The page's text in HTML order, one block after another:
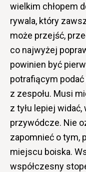
wielkim chłopem
rywala, który
może przejść,
co najwyżej
powinien być
potrafiącym
z zespołu. Musi
z tyłu lepiej
przywódcze. Nie
zapomnieć o tym,
miejscu boiska.
współczesny